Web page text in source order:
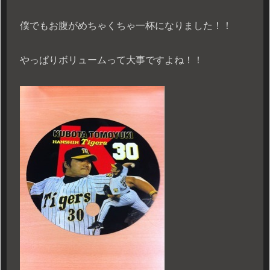
僕でもお腹がめちゃくちゃ一杯になりました！！
やっぱりボリュームって大事ですよね！！